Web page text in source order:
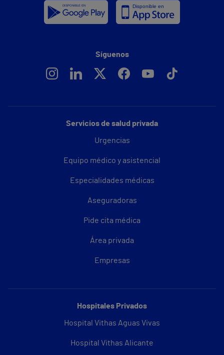
Servicios de salud privada
Urgencias
Equipo médico y asistencial
Especialidades médicas
Aseguradoras
Pide cita médica
Área privada
Empresas
Hospitales Privados
Hospital Vithas Aguas Vivas
Hospital Vithas Alicante
Síguenos